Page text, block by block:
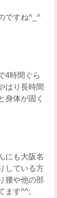
ですね^_^
4時間ぐら
はり長時間
身体が固く
にも大阪名
している方
腰や他の部
ます^^;